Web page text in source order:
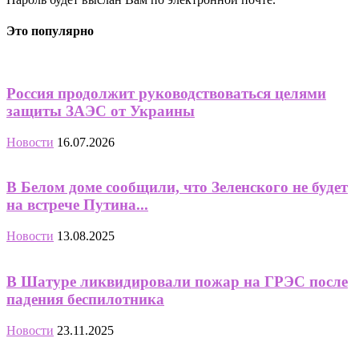
Это популярно
Россия продолжит руководствоваться целями
защиты ЗАЭС от Украины
Новости 16.07.2026
В Белом доме сообщили, что Зеленского не будет
на встрече Путина...
Новости 13.08.2025
В Шатуре ликвидировали пожар на ГРЭС после
падения беспилотника
Новости 23.11.2025